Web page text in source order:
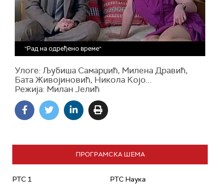
"Рад на одређено време"
Улоге: Љубиша Самарџић, Милена Дравић,
Бата Живојиновић, Никола Којо...
Режија: Милан Јелић
ПРОГРАМСКА ШЕМА
РТС 1 РТС Наука